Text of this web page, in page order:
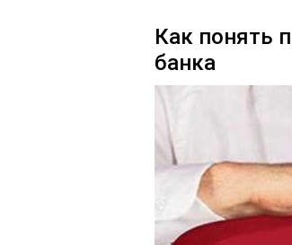
Как понять
банка